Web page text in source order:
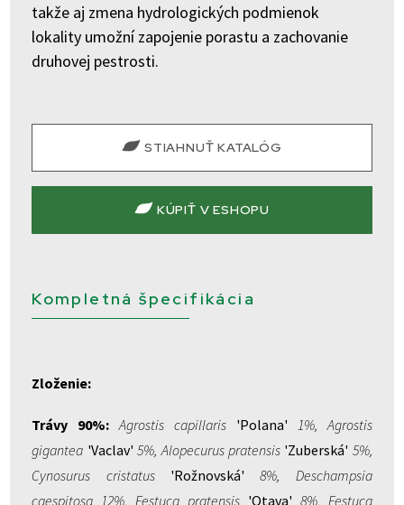
takže aj zmena hydrologických podmienok
lokality umožní zapojenie porastu a zachovanie
druhovej pestrosti.
STIAHNUŤ KATALÓG
KÚPIŤ V ESHOPU
Kompletná špecifikácia
Zloženie:
Trávy 90%: Agrostis capillaris 'Polana' 1%, Agrostis
gigantea 'Vaclav' 5%, Alopecurus pratensis 'Zuberská' 5%,
Cynosurus cristatus 'Rožnovská' 8%, Deschampsia
caespitosa 12%, Festuca pratensis 'Otava' 8%, Festuca